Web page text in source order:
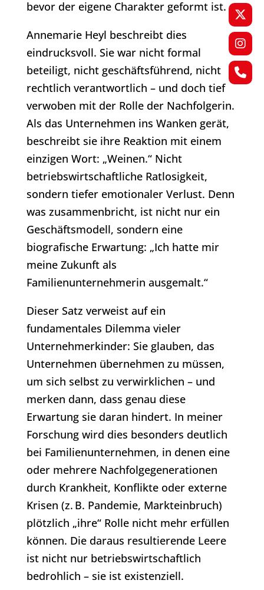
bevor der eigene Charakter geformt ist.
Annemarie Heyl beschreibt dies
eindrucksvoll. Sie war nicht formal
beteiligt, nicht geschäftsführend, nicht
rechtlich verantwortlich – und doch tief
verwoben mit der Rolle der Nachfolgerin.
Als das Unternehmen ins Wanken gerät,
beschreibt sie ihre Reaktion mit einem
einzigen Wort: „Weinen.“ Nicht
betriebswirtschaftliche Ratlosigkeit,
sondern tiefer emotionaler Verlust. Denn
was zusammenbricht, ist nicht nur ein
Geschäftsmodell, sondern eine
biografische Erwartung: „Ich hatte mir
meine Zukunft als
Familienunternehmerin ausgemalt.“
Dieser Satz verweist auf ein
fundamentales Dilemma vieler
Unternehmerkinder: Sie glauben, das
Unternehmen übernehmen zu müssen,
um sich selbst zu verwirklichen – und
merken dann, dass genau diese
Erwartung sie daran hindert. In meiner
Forschung wird dies besonders deutlich
bei Familienunternehmen, in denen eine
oder mehrere Nachfolgegenerationen
durch Krankheit, Konflikte oder externe
Krisen (z. B. Pandemie, Markteinbruch)
plötzlich „ihre“ Rolle nicht mehr erfüllen
können. Die daraus resultierende Leere
ist nicht nur betriebswirtschaftlich
bedrohlich – sie ist existenziell.